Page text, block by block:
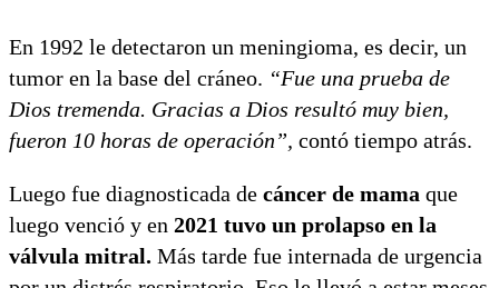
En 1992 le detectaron un meningioma, es decir, un
tumor en la base del cráneo. “Fue una prueba de
Dios tremenda. Gracias a Dios resultó muy bien,
fueron 10 horas de operación”, contó tiempo atrás.
Luego fue diagnosticada de cáncer de mama que
luego venció y en 2021 tuvo un prolapso en la
válvula mitral. Más tarde fue internada de urgencia